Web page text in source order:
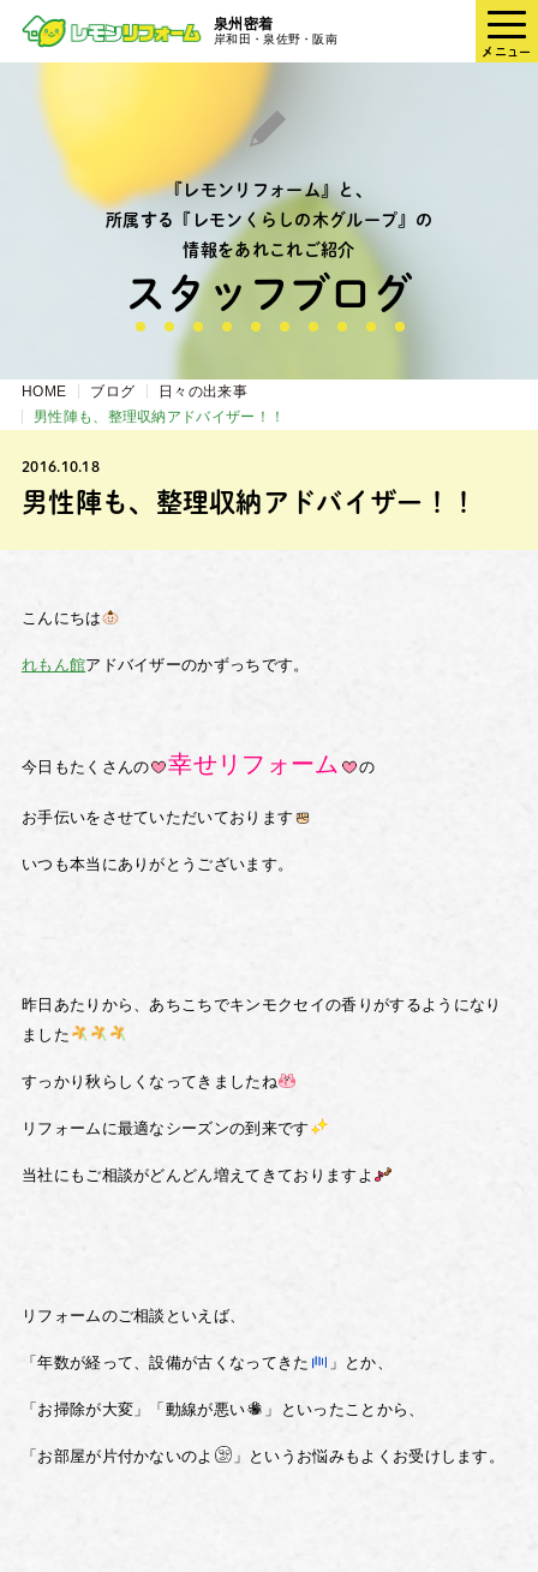
泉州密着
岸和田・泉佐野・阪南
メニュー
『レモンリフォーム』と、
所属する『レモンくらしの木グループ』の
情報をあれこれご紹介
スタッフブログ
HOME ブログ
日々の出来事
男性陣も、整理収納アドバイザー！！
2016.10.18
男性陣も、整理収納アドバイザー！！
こんにちは
れもん館アドバイザーのかずっちです。
今日もたくさんの 幸せリフォーム の
お手伝いをさせていただいております
いつも本当にありがとうございます。
昨日あたりから、あちこちでキンモクセイの香りがするようになり
ました
すっかり秋らしくなってきましたね
リフォームに最適なシーズンの到来です
当社にもご相談がどんどん増えてきておりますよ
リフォームのご相談といえば、
「年数が経って、設備が古くなってきた 」とか、
「お掃除が大変」「動線が悪い 」といったことから、
「お部屋が片付かないのよ 」というお悩みもよくお受けします。